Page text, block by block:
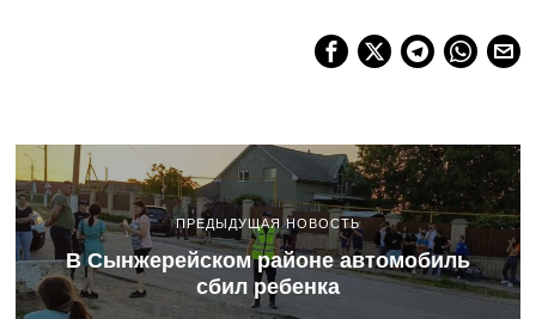
ПРЕДЫДУЩАЯ НОВОСТЬ
В Сынжерейском районе автомобиль
сбил ребенка